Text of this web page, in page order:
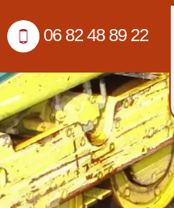
06 82 48 89 22